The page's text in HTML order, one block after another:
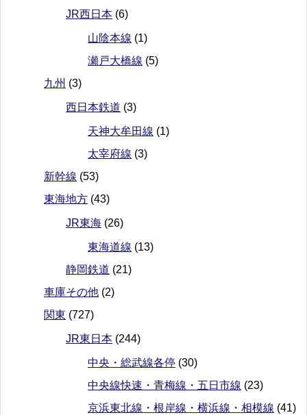
JR西日本 (6)
山陰本線 (1)
瀬戸大橋線 (5)
九州 (3)
西日本鉄道 (3)
天神大牟田線 (1)
太宰府線 (3)
新幹線 (53)
東海地方 (43)
JR東海 (26)
東海道線 (13)
静岡鉄道 (21)
車庫その他 (2)
関東 (727)
JR東日本 (244)
中央・総武線各停 (30)
中央線快速・青梅線・五日市線 (23)
京浜東北線・根岸線・横浜線・相模線 (41)